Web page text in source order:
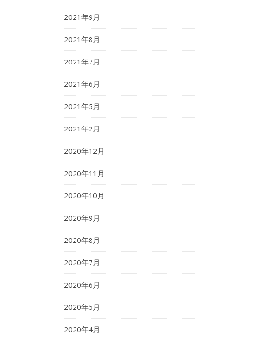
2021年9月
2021年8月
2021年7月
2021年6月
2021年5月
2021年2月
2020年12月
2020年11月
2020年10月
2020年9月
2020年8月
2020年7月
2020年6月
2020年5月
2020年4月